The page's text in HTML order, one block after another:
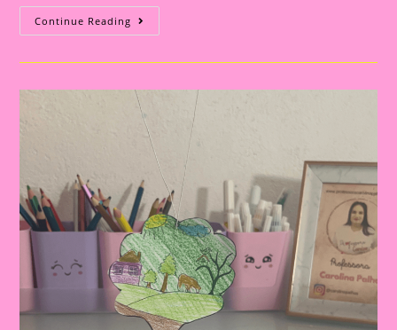
Continue Reading Atividade
Do
Ambiente
Do
Conhecimento